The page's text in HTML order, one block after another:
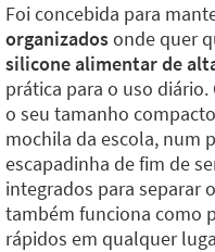
Foi concebida para
organizadosonde quer
silicone alimentar de
prática para o uso diário.
o seu tamanho
mochila da escola, num
escapadinha de fim de
integrados para separar
também funciona como
rápidos em qualquer